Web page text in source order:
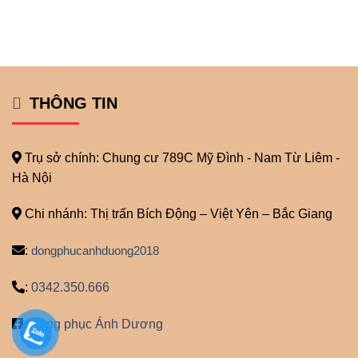
THÔNG TIN
Trụ sở chính: Chung cư 789C Mỹ Đình - Nam Từ Liêm -
Hà Nội
Chi nhánh: Thị trấn Bích Động – Việt Yên – Bắc Giang
: dongphucanhduong2018
: 0342.350.666
:Đồng phục Ánh Dương